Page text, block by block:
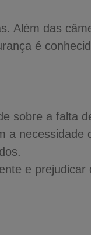
Além das
é
sobre a falta
a necessidade
e prejudicar